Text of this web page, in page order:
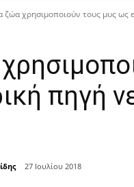
ζώα χρησιμοποιούν τους μυς ως
πηγή
27 Ιουλίου 2018